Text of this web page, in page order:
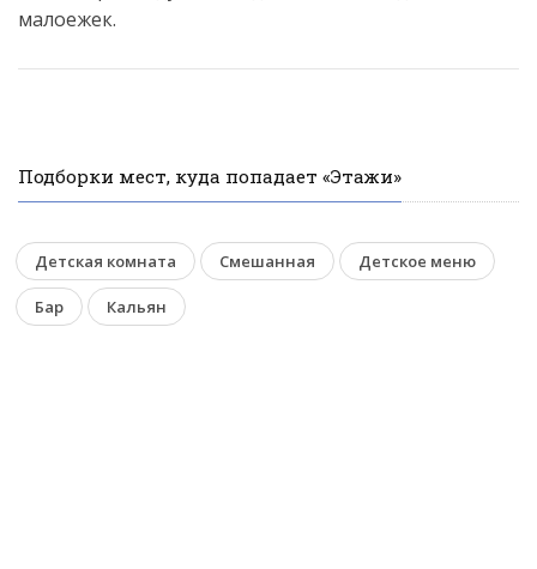
малоежек.
Подборки мест, куда попадает «Этажи»
Детская комната Смешанная Детское меню
Бар Кальян